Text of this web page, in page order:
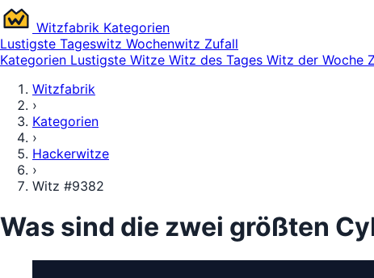
Witzfabrik Kategorien
Lustigste Tageswitz Wochenwitz Zufall
Kategorien Lustigste Witze Witz des Tages Witz der Woche
Witzfabrik
›
Kategorien
›
Hackerwitze
›
Witz #9382
Was sind die zwei größten